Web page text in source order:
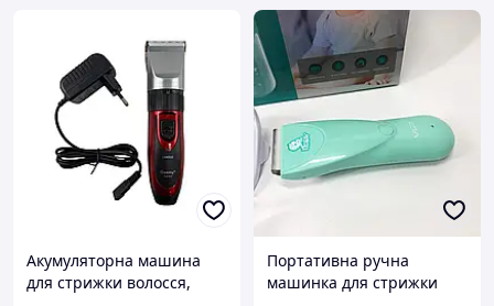
Акумуляторна машина
для стрижки волосся,
Портативна ручна
машинка для стрижки